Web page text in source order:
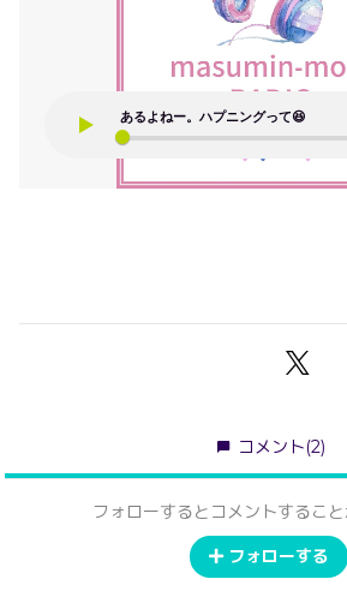
コメント(2)
フォローするとコメントすること
フォローする